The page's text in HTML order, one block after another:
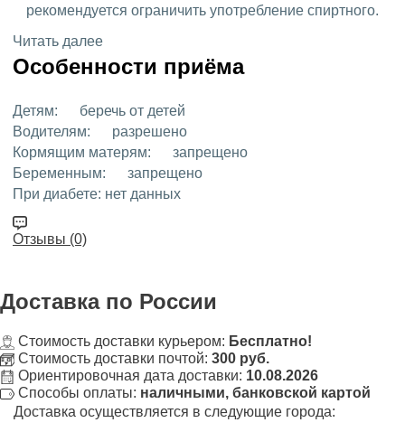
рекомендуется ограничить употребление спиртного.
Читать далее
Особенности приёма
Детям:
беречь от детей
Водителям:
разрешено
Кормящим матерям:
запрещено
Беременным:
запрещено
При диабете: нет данных
Отзывы (0)
Доставка по России
Стоимость доставки курьером: Бесплатно!
Стоимость доставки почтой: 300 руб.
Ориентировочная дата доставки: 10.08.2026
Способы оплаты: наличными, банковской картой
Доставка осуществляется в следующие города: